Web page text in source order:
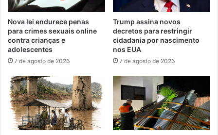
Nova lei endurece penas
para crimes sexuais online
contra crianças e
adolescentes
7 de agosto de 2026
Trump assina novos
decretos para restringir
cidadania por nascimento
nos EUA
7 de agosto de 2026